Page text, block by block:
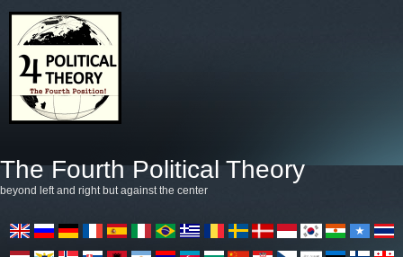
The Fourth Political Theory
beyond left and right but against the center